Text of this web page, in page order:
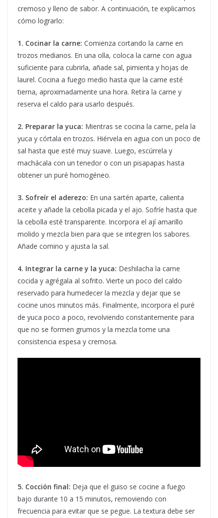
cremoso y lleno de sabor. A continuación, te explicamos
cómo lograrlo:
1. Cocinar la carne: Comienza cortando la carne en
trozos medianos. En una olla, coloca la carne con agua
suficiente para cubrirla, añade sal, pimienta y hojas de
laurel. Cocina a fuego medio hasta que la carne esté
tierna, aproximadamente una hora. Retira la carne y
reserva el caldo para usarlo después.
2. Preparar la yuca: Mientras se cocina la carne, pela la
yuca y córtala en trozos. Hiérvela en agua con un poco de
sal hasta que esté muy suave. Luego, escúrrela y
machácala con un tenedor o con un pisapapas hasta
obtener un puré homogéneo.
3. Sofreír el aderezo: En una sartén aparte, calienta
aceite y añade la cebolla picada y el ajo. Sofríe hasta que
la cebolla esté transparente. Incorpora el ají amarillo
molido y mezcla bien para que se integren los sabores.
Añade comino y ajusta la sal.
4. Integrar la carne y la yuca: Deshilacha la carne
cocida y agrégala al sofrito. Vierte un poco del caldo
reservado para humedecer la mezcla y dejar que se
cocine unos minutos más. Finalmente, incorpora el puré
de yuca poco a poco, revolviendo constantemente para
que no se formen grumos y la mezcla tome una
consistencia espesa y cremosa.
5. Cocción final: Deja que el guiso se cocine a fuego
bajo durante 10 a 15 minutos, removiendo con
frecuencia para evitar que se pegue. La textura debe ser